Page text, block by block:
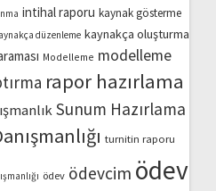
intihal raporu kaynak gösterme
düzenleme kaynakça oluşturma
Modelleme modelleme
rapor hazırlama
Sunum Hazırlama
turnitin raporu
ödev ödevcim ödev